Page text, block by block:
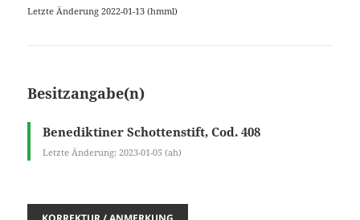
Letzte Änderung 2022-01-13 (hmml)
Besitzangabe(n)
Benediktiner Schottenstift, Cod. 408
Letzte Änderung: 2023-01-05 (ah)